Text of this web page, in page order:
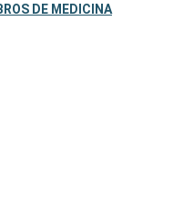
DE MEDICINA